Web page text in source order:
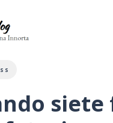
siete